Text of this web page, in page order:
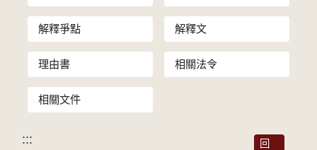
解釋爭點 解釋文
理由書 相關法令
相關文件
:::
回